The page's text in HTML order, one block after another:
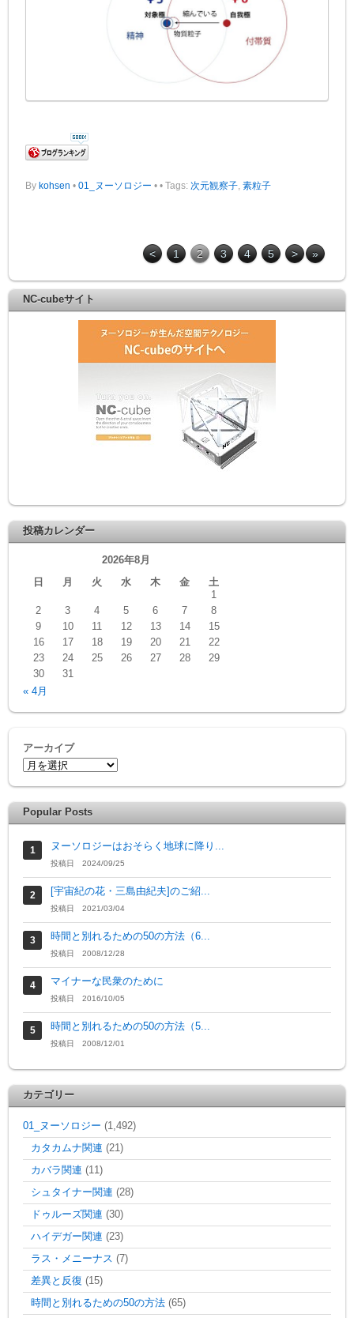
By kohsen • 01_ヌーソロジー • • Tags: 次元観察子,素粒子
< 1 2 3 4 5 > »
NC-cubeサイト
投稿カレンダー
2026年8月
日
月 火 水 木 金
土
1
2
3 4 5 6 7
8
9
10 11 12 13 14
15
16
17 18 19 20 21
22
23
24 25 26 27 28
29
30
31
« 4月
アーカイブ
Popular Posts
ヌーソロジーはおそらく地球に降り...
投稿日 2024/09/25
[宇宙紀の花・三島由紀夫]のご紹...
投稿日 2021/03/04
時間と別れるための50の方法（6...
投稿日 2008/12/28
マイナーな民衆のために
投稿日 2016/10/05
時間と別れるための50の方法（5...
投稿日 2008/12/01
カテゴリー
01_ヌーソロジー (1,492)
カタカムナ関連 (21)
カバラ関連 (11)
シュタイナー関連 (28)
ドゥルーズ関連 (30)
ハイデガー関連 (23)
ラス・メニーナス (7)
差異と反復 (15)
時間と別れるための50の方法 (65)